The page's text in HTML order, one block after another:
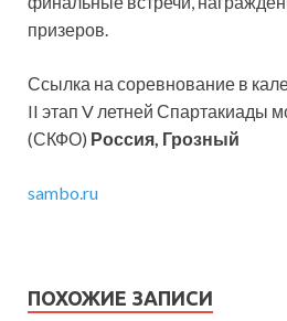
призеров.
Ссылка на соревнование в
II этап V летней Спартакиады
(СКФО) Россия, Грозный
sambo.ru
ПОХОЖИЕ ЗАПИСИ